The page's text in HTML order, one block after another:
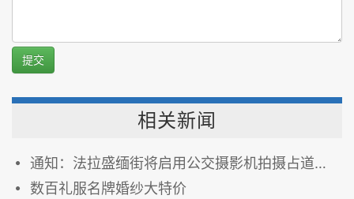
提交
相关新闻
通知：法拉盛缅街将启用公交摄影机拍摄占道私家车！（图）
数百礼服名牌婚纱大特价